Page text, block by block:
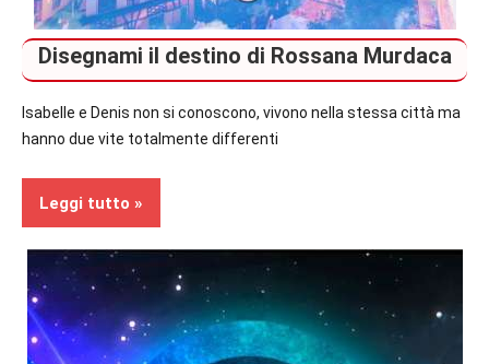
Disegnami il destino di Rossana Murdaca
Isabelle e Denis non si conoscono, vivono nella stessa città ma
hanno due vite totalmente differenti
Leggi tutto
Contemporary
Romance
Recensioni